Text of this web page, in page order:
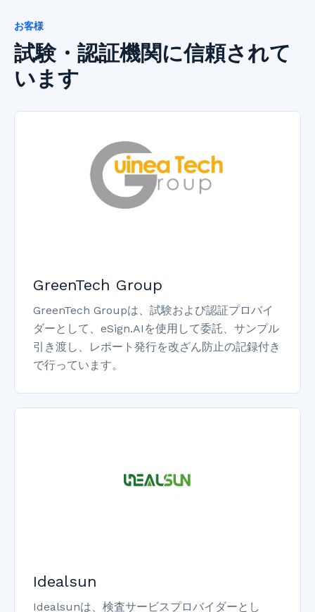
お客様
試験・認証機関に信頼されて
います
GreenTech Group
GreenTech Groupは、試験および認証プロバイ
ダーとして、eSign.AIを使用して委託、サンプル
引き渡し、レポート発行を改ざん防止の記録付き
で行っています。
Idealsun
Idealsunは、検査サービスプロバイダーとし